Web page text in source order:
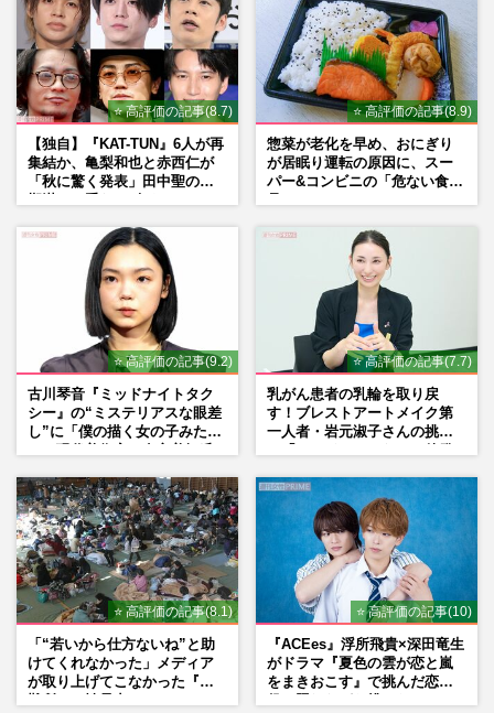
⭐ 高評価の記事(8.7)
【独自】『KAT-TUN』6人が再
集結か、亀梨和也と赤西仁が
「秋に驚く発表」田中聖の刑
⭐ 高評価の記事(8.9)
惣菜が老化を早め、おにぎり
が居眠り運転の原因に、スー
パー&コンビニの「危ない食
⭐ 高評価の記事(9.2)
古川琴音『ミッドナイトタク
シー』の“ミステリアスな眼差
し”に「僕の描く女の子みた
⭐ 高評価の記事(7.7)
乳がん患者の乳輪を取り戻
す！ブレストアートメイク第
一人者・岩元淑子さんの挑戦
⭐ 高評価の記事(8.1)
「“若いから仕方ないね”と助
けてくれなかった」メディア
が取り上げてこなかった『避
⭐ 高評価の記事(10)
『ACEes』浮所飛貴×深田竜生
がドラマ『夏色の雲が恋と嵐
をまきおこす』で挑んだ恋人